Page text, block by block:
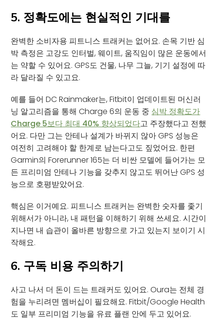
5. 정확도에는 현실적인 기대를
완벽한 소비자용 피트니스 트래커는 없어요. 손목 기반 심
박 측정은 고강도 인터벌, 웨이트, 움직임이 많은 운동에서
는 약할 수 있어요. GPS도 건물, 나무 그늘, 기기 설정에 따
라 달라질 수 있고요.
예를 들어 DC Rainmaker는, Fitbit이 업데이트된 머신러
닝 알고리즘을 통해 Charge 6의 운동 중 심박 정확도가
Charge 5보다 최대 40% 향상되었다고 주장했다고 전했
어요. 다만 그는 안테나 설계가 바뀌지 않아 GPS 성능은
여전히 고려해야 할 한계로 남는다고도 짚었어요. 한편
Garmin의 Forerunner 165는 더 비싼 모델에 들어가는 모
든 프리미엄 안테나 기능을 갖추지 않고도 뛰어난 GPS 성
능으로 호평받았어요.
핵심은 이거예요. 피트니스 트래커는 완벽한 숫자를 좇기
위해서가 아니라, 내 패턴을 이해하기 위해 쓰세요. 시간이
지나면 내 습관이 올바른 방향으로 가고 있는지 보이기 시
작해요.
6. 구독 비용 주의하기
사고 나서 더 돈이 드는 트래커도 있어요. Oura는 전체 경
험을 누리려면 멤버십이 필요해요. Fitbit/Google Health
도 일부 프리미엄 기능을 유료 플랜 안에 두고 있어요.